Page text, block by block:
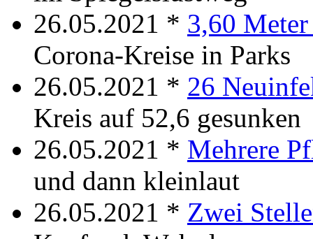
26.05.2021 * 3,60
Corona-Kreise in Parks
26.05.2021 * 26
Kreis auf 52,6 gesunken
26.05.2021 * Mehrere
und dann kleinlaut
26.05.2021 * Zwei